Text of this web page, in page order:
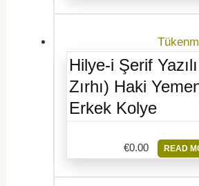
Hilye-i Şerif
Zırhı) Haki
Erkek Kolye
€0.00 READ